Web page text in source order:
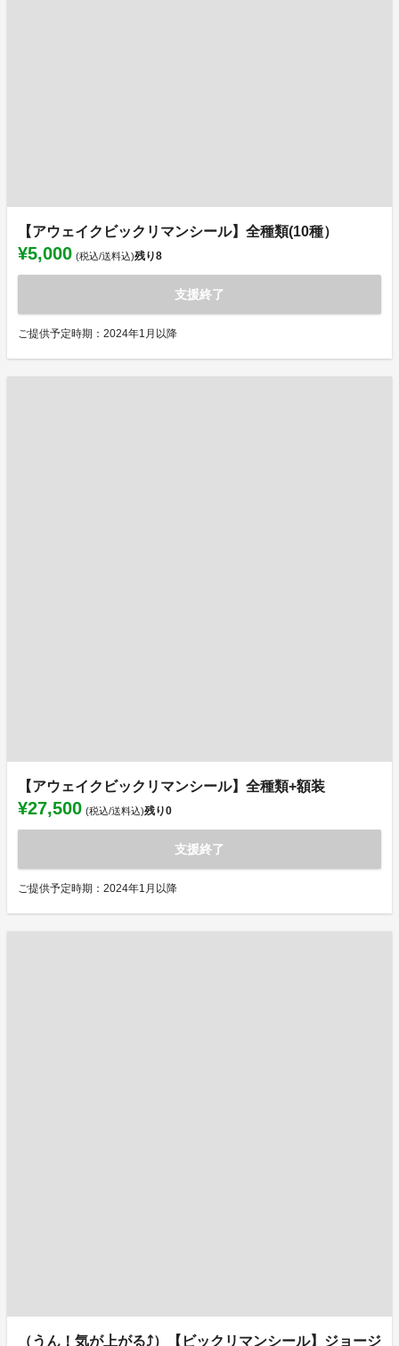
【アウェイクビックリマンシール】全種類(10種）
¥5,000 (税込/送料込)残り8
支援終了
ご提供予定時期：2024年1月以降
【アウェイクビックリマンシール】全種類+額装
¥27,500 (税込/送料込)残り0
支援終了
ご提供予定時期：2024年1月以降
（うん！気が上がる⤴）【ビックリマンシール】ジョージ